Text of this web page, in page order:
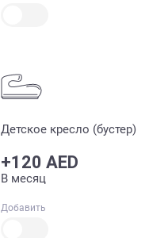
Детское кресло (бустер)
+120 AED
В месяц
Добавить